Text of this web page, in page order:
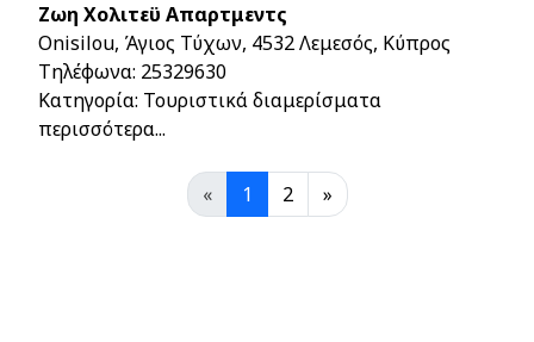
Ζωη Χολιτεϋ Απαρτμεντς
Onisilou, Άγιος Τύχων, 4532 Λεμεσός, Κύπρος
Τηλέφωνα: 25329630
Κατηγορία: Τουριστικά διαμερίσματα
περισσότερα...
« 1 2 »